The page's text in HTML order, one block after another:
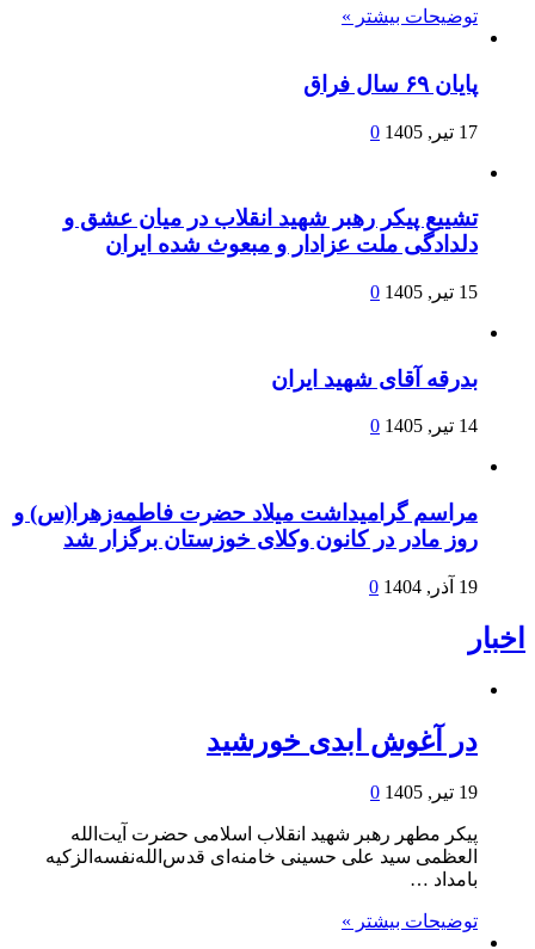
توضیحات بیشتر »
پایان ۶۹ سال فراق
17 تیر, 1405 0
تشییع پیکر رهبر شهید انقلاب در میان عشق و
دلدادگی ملت عزادار و مبعوث شده ایران
15 تیر, 1405 0
بدرقه آقای شهید ایران
14 تیر, 1405 0
مراسم گرامیداشت میلاد حضرت فاطمه‌زهرا(س) و
روز مادر در کانون وکلای خوزستان برگزار شد
19 آذر, 1404 0
اخبار
در آغوش ابدی خورشید
19 تیر, 1405 0
پیکر مطهر رهبر شهید انقلاب اسلامی حضرت آیت‌الله
العظمی سید علی حسینی خامنه‌ای قدس‌الله‌نفسه‌الزکیه
بامداد …
توضیحات بیشتر »